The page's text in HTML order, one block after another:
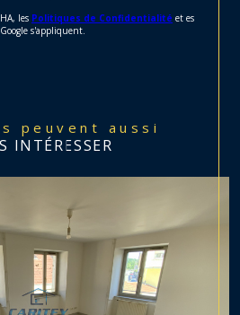
les Politiques de Confidentialité et es
s'appliquent.
peuvent aussi
INTÉRESSER